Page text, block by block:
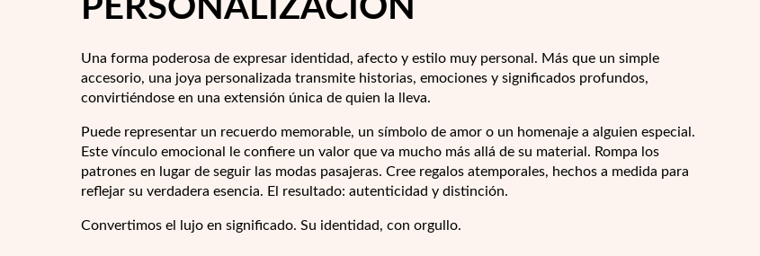
PERSONALIZACIÓN
Una forma poderosa de expresar identidad, afecto y estilo muy personal. Más que un simple
accesorio, una joya personalizada transmite historias, emociones y significados profundos,
convirtiéndose en una extensión única de quien la lleva.
Puede representar un recuerdo memorable, un símbolo de amor o un homenaje a alguien especial.
Este vínculo emocional le confiere un valor que va mucho más allá de su material. Rompa los
patrones en lugar de seguir las modas pasajeras. Cree regalos atemporales, hechos a medida para
reflejar su verdadera esencia. El resultado: autenticidad y distinción.
Convertimos el lujo en significado. Su identidad, con orgullo.